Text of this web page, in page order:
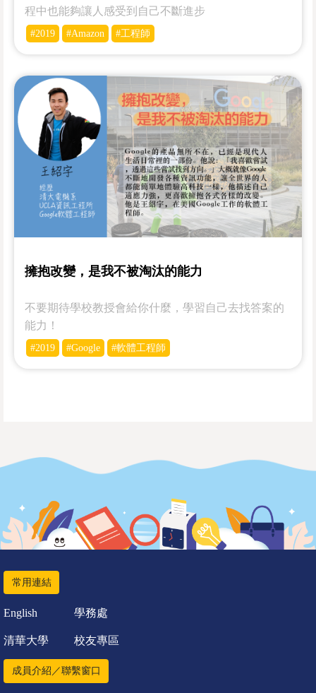
程中也能夠讓人感受到自己不斷進步
#2019 #Amazon #工程師
擁抱改變，是我不被淘汰的能力
不要期待學校教授會給你什麼，學習自己去找答案的
能力！
#2019 #Google #軟體工程師
常用連結
English 學務處
清華大學 校友專區
成員介紹／聯繫窗口